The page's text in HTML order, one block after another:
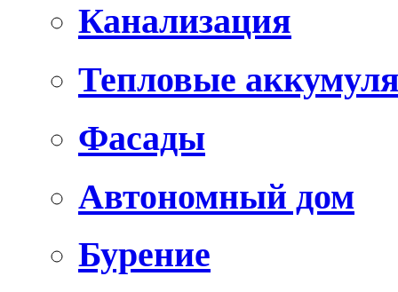
Канализация
Тепловые
Фасады
Автономный дом
Бурение